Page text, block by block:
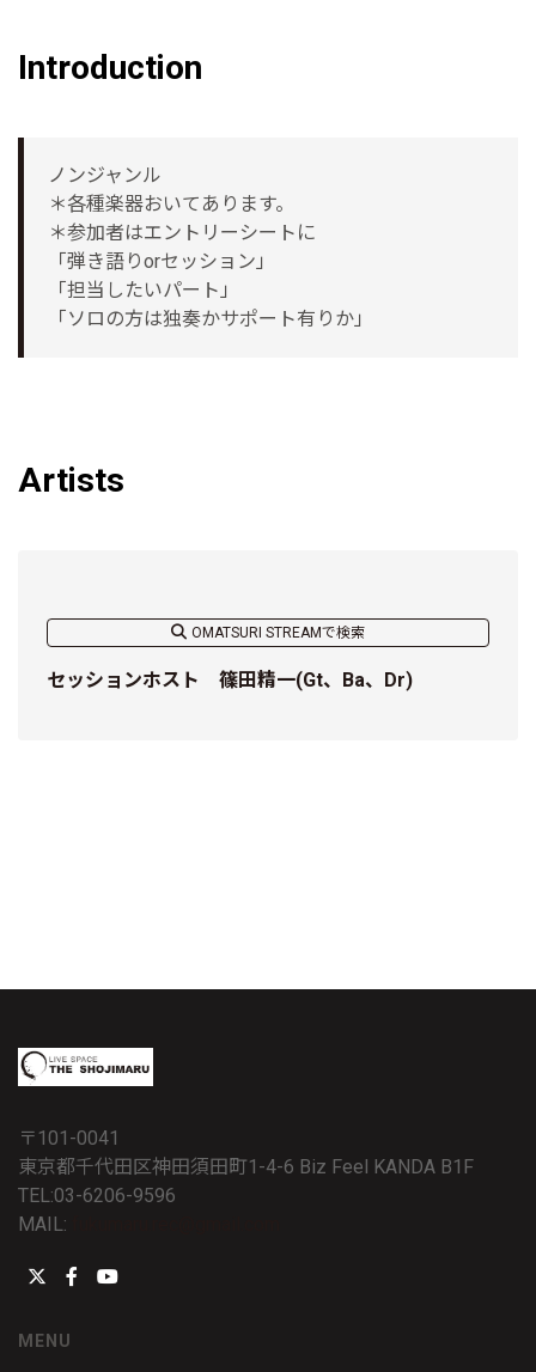
Introduction
ノンジャンル
＊各種楽器おいてあります。
＊参加者はエントリーシートに
「弾き語りorセッション」
「担当したいパート」
「ソロの方は独奏かサポート有りか」
Artists
OMATSURI STREAMで検索
セッションホスト 篠田精一(Gt、Ba、Dr)
〒101-0041
東京都千代田区神田須田町1-4-6 Biz Feel KANDA B1F
TEL:03-6206-9596
MAIL:
MENU